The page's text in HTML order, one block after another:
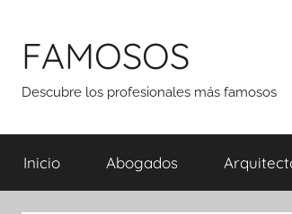
contenido
FAMOSOS
Descubre los profesionales más famosos
Inicio Abogados